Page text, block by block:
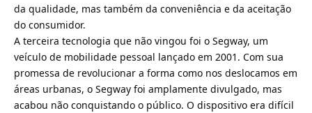
da qualidade, mas também da conveniência e da aceitação
do consumidor.
A terceira tecnologia que não vingou foi o Segway, um
veículo de mobilidade pessoal lançado em 2001. Com sua
promessa de revolucionar a forma como nos deslocamos em
áreas urbanas, o Segway foi amplamente divulgado, mas
acabou não conquistando o público. O dispositivo era difícil